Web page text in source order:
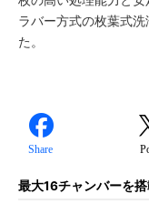
ラバー方式の枚葉式
た。
Share
最大16チャンバーを